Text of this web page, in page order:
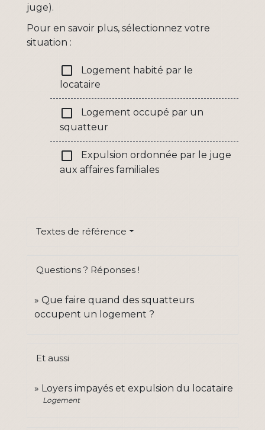
juge).
Pour en savoir plus, sélectionnez votre
situation :
check_box_outline_blank
Logement habité par le
locataire
check_box_outline_blank
Logement occupé par un
squatteur
check_box_outline_blank
Expulsion ordonnée par le juge
aux affaires familiales
Textes de référence
Questions ? Réponses !
Que faire quand des squatteurs
occupent un logement ?
Et aussi
Loyers impayés et expulsion du locataire
Logement